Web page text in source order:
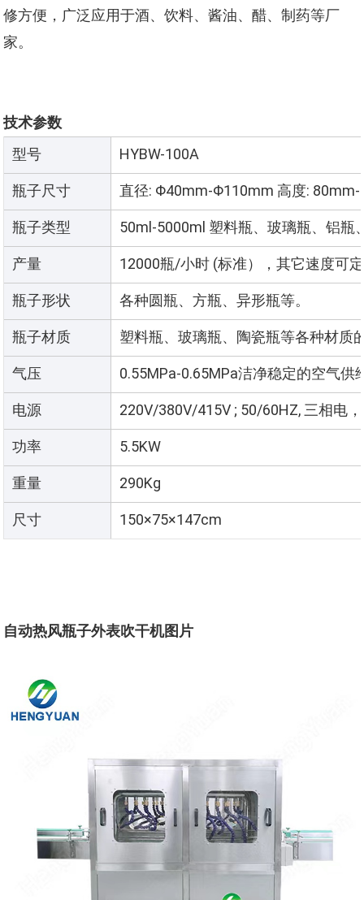
修方便，广泛应用于酒、饮料、酱油、醋、制药等厂
家。
技术参数
型号 HYBW-100A
瓶子尺寸 直径: Φ40mm-Φ110mm 高度:
瓶子类型 50ml-5000ml 塑料瓶、玻璃瓶、铝瓶
产量 12000瓶/小时 (标准），其它速度可
瓶子形状 各种圆瓶、方瓶、异形瓶等。
瓶子材质 塑料瓶、玻璃瓶、陶瓷瓶等各种材质
气压 0.55MPa-0.65MPa洁净稳定的空气供
电源 220V/380V/415V ; 50/60HZ, 三相电
功率 5.5KW
重量 290Kg
尺寸 150×75×147cm
自动热风瓶子外表吹干机图片